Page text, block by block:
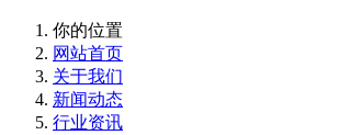
你的位置
网站首页
关于我们
新闻动态
行业资讯